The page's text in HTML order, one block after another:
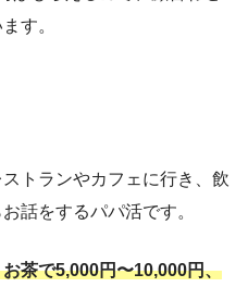
す。
トランやカフェに行き、飲
話をするパパ活です。
茶で5,000円〜10,000円、